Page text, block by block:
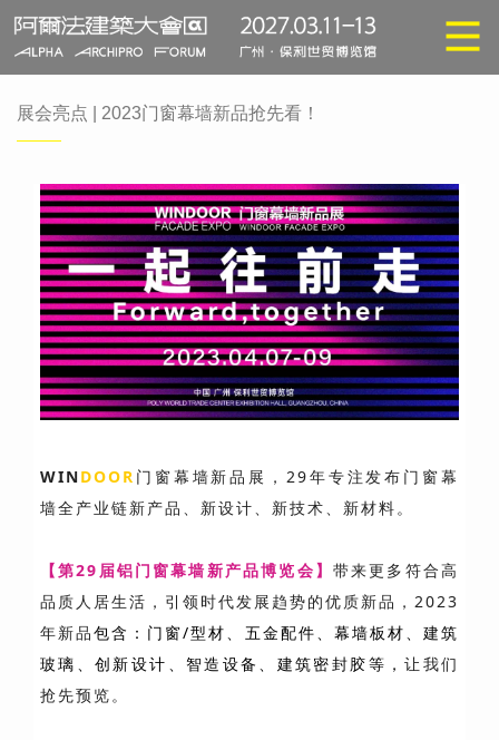
展会亮点 | 2023门窗幕墙新品抢先看！
WINDOOR 门窗幕墙新品展，29年专注发布门窗幕
墙全产业链新产品、新设计、新技术、新材料。
【第29届铝门窗幕墙新产品博览会】 带来更多符合高
品质人居生活，引领时代发展趋势的优质新品，2023
年新品包含：门窗/型材、五金配件、幕墙板材、建筑
玻璃、创新设计、智造设备、建筑密封胶等，让我们
抢先预览。